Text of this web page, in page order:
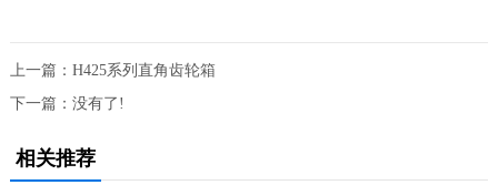
上一篇： H425系列直角齿轮箱
下一篇：没有了!
相关推荐